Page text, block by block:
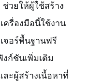
วยให้ผู้ใช้สร้าง
ครื่องมือนี้ใช้งาน
จอร์พื้นฐานฟรี
ก์ชันเพิ่มเติม
ะผู้สร้างเนื้อหาที่